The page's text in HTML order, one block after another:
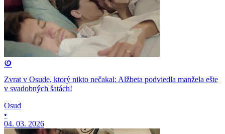
Zvrat v Osude, ktorý nikto nečakal: Alžbeta podviedla manžela ešte
v svadobných šatách!
Osud
•
04. 03. 2026